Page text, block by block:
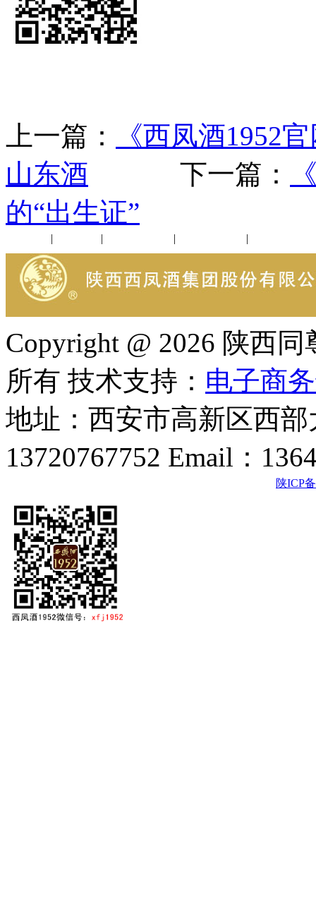
上一篇：
《西凤酒1952
山东酒 下一篇：
的“出生证”
| | | |
Copyright @ 2026 陕西
所有 技术支持： 电子商
地址：西安市高新区西
13720767752 Email：
陕ICP